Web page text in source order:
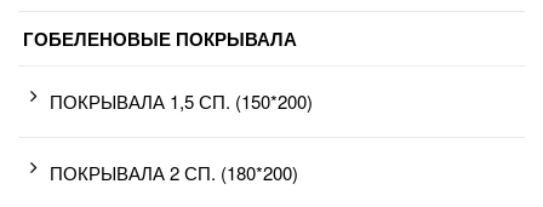
ГОБЕЛЕНОВЫЕ ПОКРЫВАЛА
ПОКРЫВАЛА 1,5 СП. (150*200)
ПОКРЫВАЛА 2 СП. (180*200)